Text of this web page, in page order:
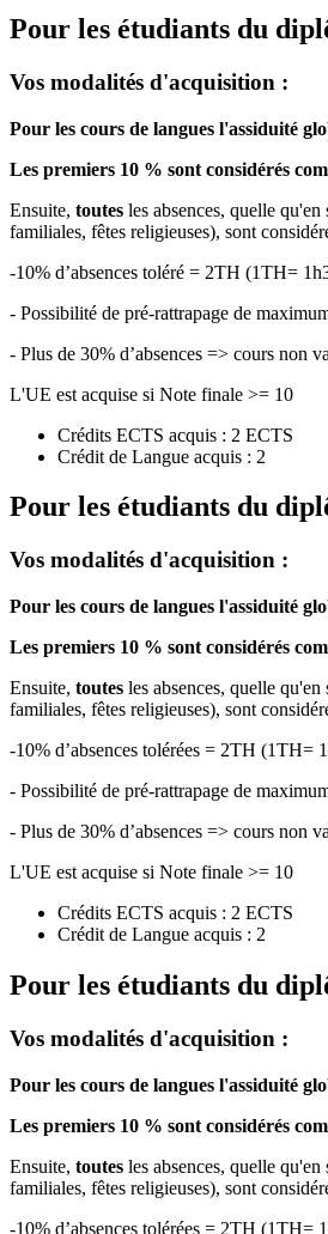
Pour les étudiants du
Vos modalités d'acquisition :
Pour les cours de langues l'assiduité
Les premiers 10 % sont considérés
Ensuite, toutes les absences, quelle
familiales, fêtes religieuses), sont
-10% d’absences toléré = 2TH (1TH=
- Possibilité de pré-rattrapage de
- Plus de 30% d’absences => cours non
L'UE est acquise si Note finale >= 10
Crédits ECTS acquis : 2 ECTS
Crédit de Langue acquis : 2
Pour les étudiants du
Vos modalités d'acquisition :
Pour les cours de langues l'assiduité
Les premiers 10 % sont considérés
Ensuite, toutes les absences, quelle
familiales, fêtes religieuses), sont
-10% d’absences tolérées = 2TH (1TH=
- Possibilité de pré-rattrapage de
- Plus de 30% d’absences => cours non
L'UE est acquise si Note finale >= 10
Crédits ECTS acquis : 2 ECTS
Crédit de Langue acquis : 2
Pour les étudiants du
Vos modalités d'acquisition :
Pour les cours de langues l'assiduité
Les premiers 10 % sont considérés
Ensuite, toutes les absences, quelle
familiales, fêtes religieuses), sont
-10% d’absences tolérées = 2TH (1TH=